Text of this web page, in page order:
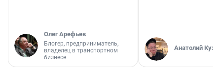
Олег Арефьев
Блогер, предприниматель,
владелец в транспортном
бизнесе
Анатолий